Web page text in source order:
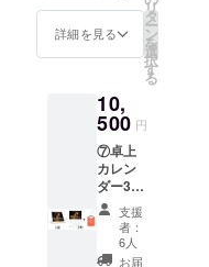
守り 以
上の二
点をお
届けし
※消費税
10%・
送料込
みで
す。 ※
通常価
格より
500円お
得で
す。
詳細を見る
リ
タ
ー
ン
を
選
択
す
る
10,
500 円
⑦卓上
カレン
ダー3冊
＋壁掛
けカレ
ンダー3
冊+銀鏡
支援
者：
6人
お届